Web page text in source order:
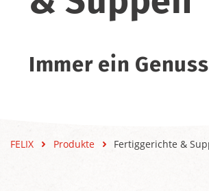
Immer ein Genuss
FELIX Produkte Fertiggerichte &